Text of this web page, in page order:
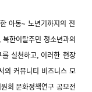
아동~ 노년기까지의 전
한이탈주민 청소년과의
실천하고, 이러한 현장
의 커뮤니티 비즈니스 모
회 문화정책연구 공모전